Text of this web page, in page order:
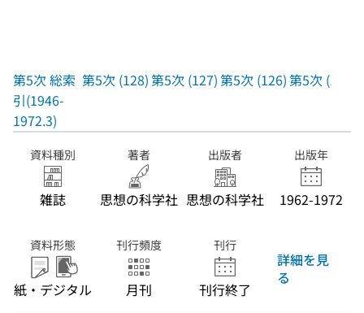
第5次 総索
引(1946-
1972.3)
第5次 (128)第5次 (127)第5次 (126)第5次 (125)
資料種別
雑誌
著者
思想の科学社
出版者
思想の科学社
出版年
1962-1972
資料形態
紙・デジタル
刊行頻度
月刊
刊行
刊行終了
詳細を見
る